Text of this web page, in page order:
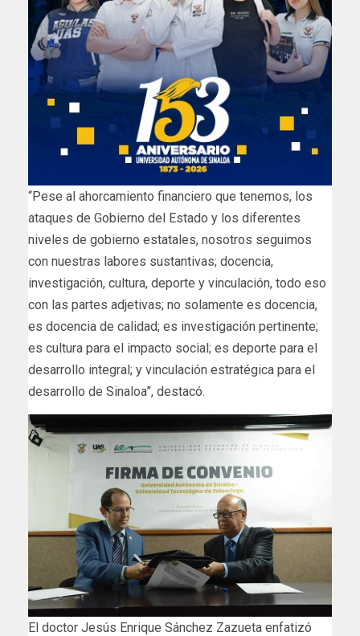
“Pese al ahorcamiento financiero que tenemos, los
ataques de Gobierno del Estado y los diferentes
niveles de gobierno estatales, nosotros seguimos
con nuestras labores sustantivas; docencia,
investigación, cultura, deporte y vinculación, todo eso
con las partes adjetivas; no solamente es docencia,
es docencia de calidad; es investigación pertinente;
es cultura para el impacto social; es deporte para el
desarrollo integral; y vinculación estratégica para el
desarrollo de Sinaloa”, destacó.
El doctor Jesús Enrique Sánchez Zazueta enfatizó